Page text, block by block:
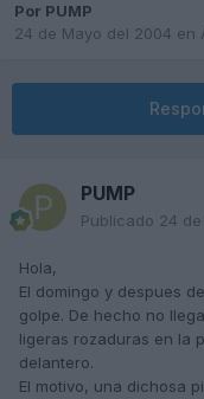
Por PUMP
24 de Mayo del 2004 en
PUMP
Publicado 24
Hola,
El domingo y despues
golpe. De hecho no
ligeras rozaduras en la
delantero.
El motivo, una dichosa